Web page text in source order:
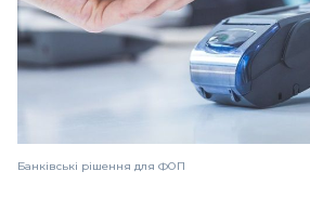
Банківські рішення для ФОП